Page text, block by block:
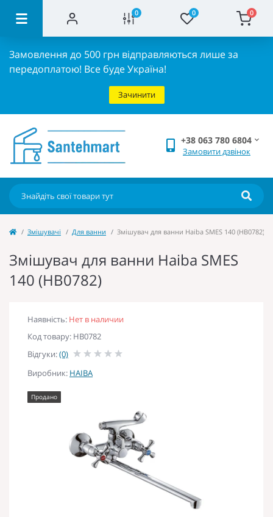
0 0 0
Замовлення до 500 грн відправляються лише за
передоплатою! Все буде Україна!
Зачинити
+38 063 780 6804
Замовити дзвінок
Змішувачі Для ванни Змішувач для ванни Haiba SMES 140 (HB0782)
Змішувач для ванни Haiba SMES
140 (HB0782)
Наявність: Нет в наличии
Код товару: HB0782
Відгуки:(0)
Виробник: HAIBA
Продано